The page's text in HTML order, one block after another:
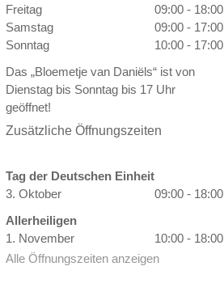
Freitag
09:00 - 18:00
Samstag
09:00 - 17:00
Sonntag
10:00 - 17:00
Das „Bloemetje van Daniëls“ ist von
Dienstag bis Sonntag bis 17 Uhr
geöffnet!
Zusätzliche Öffnungszeiten
Tag der Deutschen Einheit
3. Oktober
09:00 - 18:00
Allerheiligen
1. November
10:00 - 18:00
Alle Öffnungszeiten anzeigen